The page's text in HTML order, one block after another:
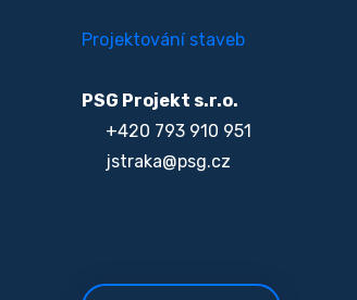
Projektování staveb
PSG Projekt s.r.o.
+420 793 910 951
jstraka@psg.cz